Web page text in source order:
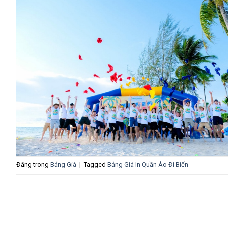
Đăng trong Bảng Giá | Tagged Bảng Giá In Quần Áo Đi Biển